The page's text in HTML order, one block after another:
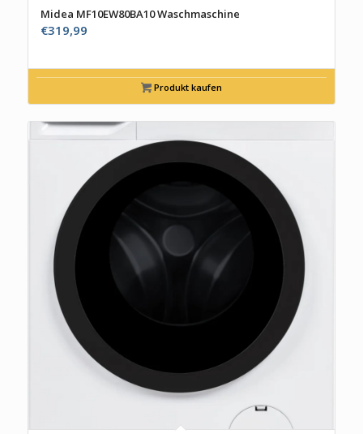
Midea MF10EW80BA10 Waschmaschine
€319,99
Produkt kaufen